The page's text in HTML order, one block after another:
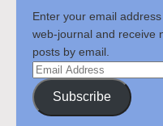
Enter your email
web-journal and receive
posts by email.
Email
Address
Subscribe